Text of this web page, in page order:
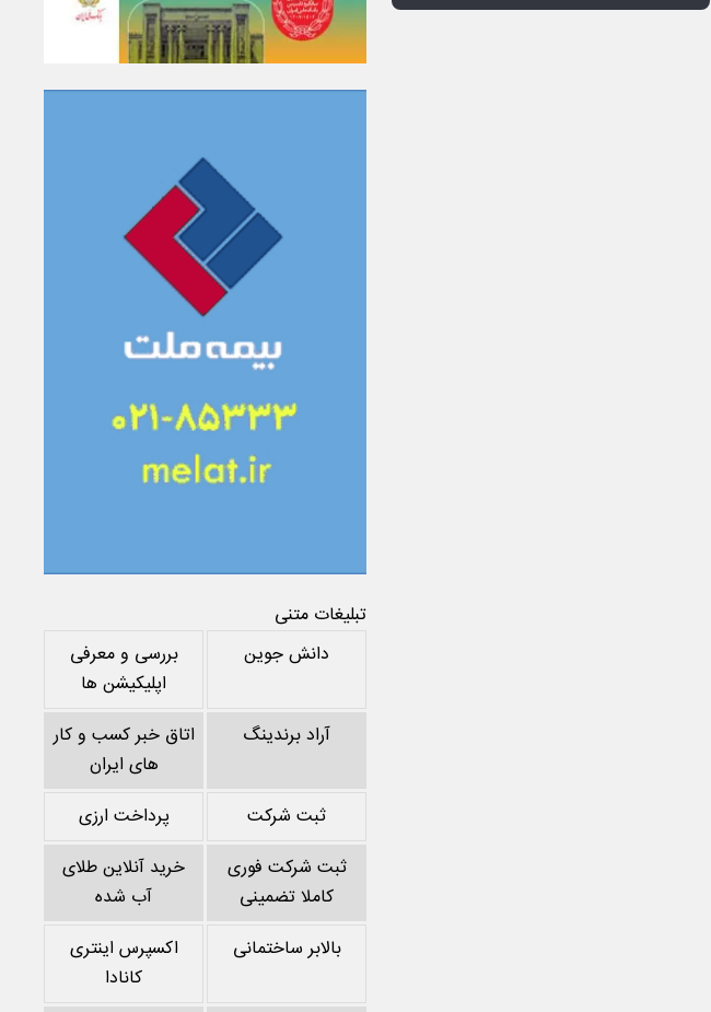
تبلیغات متنی
دانش جوین
بررسی و معرفی
اپلیکیشن ها
آراد برندینگ
اتاق خبر کسب و کار
های ایران
ثبت شرکت
پرداخت ارزی
ثبت شرکت فوری
کاملا تضمینی
خرید آنلاین طلای
آب شده
بالابر ساختمانی
اکسپرس اینتری
کانادا